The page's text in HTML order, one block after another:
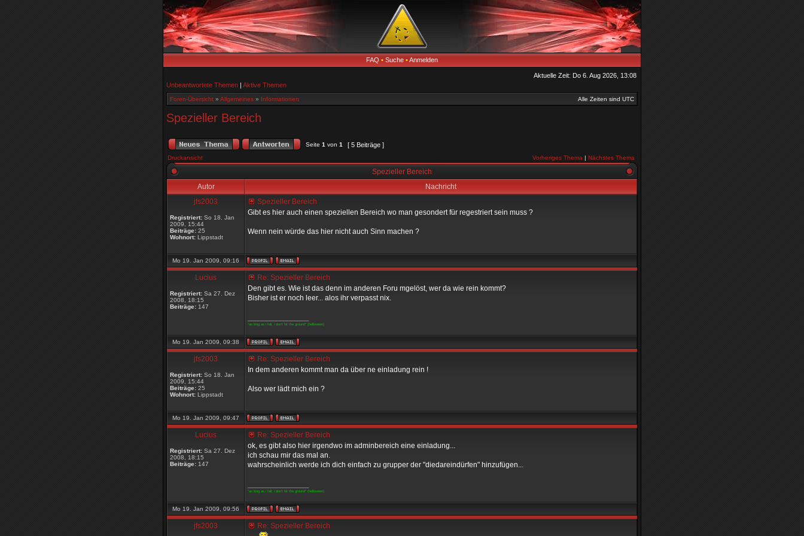
FAQ • Suche •Anmelden
Aktuelle Zeit: Do 6. Aug 2026, 13:08
Unbeantwortete Themen | Aktive Themen
Foren-Übersicht » Allgemeines » Informationen Alle Zeiten sind UTC
Spezieller Bereich
Seite 1 von 1 [ 5 Beiträge ]
Druckansicht Vorheriges Thema | Nächstes Thema
Spezieller Bereich
Autor
Nachricht
jfs2003
Registriert: So 18. Jan
2009, 15:44
Beiträge: 25
Wohnort: Lippstadt
Spezieller Bereich
Gibt es hier auch einen speziellen Bereich wo man gesondert für regestriert sein muss ?
Wenn nein würde das hier nicht auch Sinn machen ?
Mo 19. Jan 2009, 09:16
Lucius
Registriert: Sa 27. Dez
2008, 18:15
Beiträge: 147
Re: Spezieller Bereich
Den gibt es. Wie ist das denn im anderen Foru mgelöst, wer da wie rein kommt?
Bisher ist er noch leer... alos ihr verpasst nix.
"as long as i fall, i don't hit the ground" (helloween)
Mo 19. Jan 2009, 09:38
jfs2003
Registriert: So 18. Jan
2009, 15:44
Beiträge: 25
Wohnort: Lippstadt
Re: Spezieller Bereich
In dem anderen kommt man da über ne einladung rein !
Also wer lädt mich ein ?
Mo 19. Jan 2009, 09:47
Lucius
Registriert: Sa 27. Dez
2008, 18:15
Beiträge: 147
Re: Spezieller Bereich
ok, es gibt also hier irgendwo im adminbereich eine einladung...
ich schau mir das mal an.
wahrscheinlich werde ich dich einfach zu grupper der "diedareindürfen" hinzufügen...
"as long as i fall, i don't hit the ground" (helloween)
Mo 19. Jan 2009, 09:56
jfs2003
Re: Spezieller Bereich